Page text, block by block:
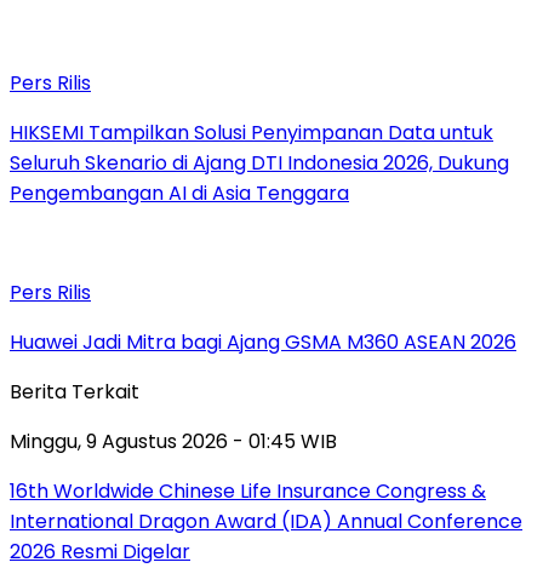
Pers Rilis
HIKSEMI Tampilkan Solusi Penyimpanan Data untuk
Seluruh Skenario di Ajang DTI Indonesia 2026, Dukung
Pengembangan AI di Asia Tenggara
Pers Rilis
Huawei Jadi Mitra bagi Ajang GSMA M360 ASEAN 2026
Berita Terkait
Minggu, 9 Agustus 2026 - 01:45 WIB
16th Worldwide Chinese Life Insurance Congress &
International Dragon Award (IDA) Annual Conference
2026 Resmi Digelar